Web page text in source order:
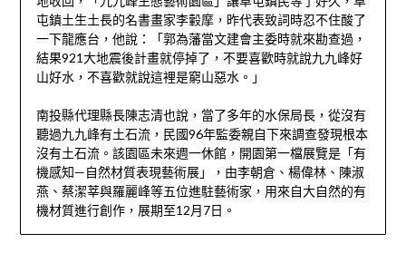
屯鎮土生土長的名書畫家李轂摩，昨代表致詞時忍不住酸了
一下龍應台，他說：「郭為藩當文建會主委時就來勘查過，
結果921大地震後計畫就停掉了，不要喜歡時就說九九峰好
山好水，不喜歡就說這裡是窮山惡水。」
南投縣代理縣長陳志清也說，當了多年的水保局長，從沒有
聽過九九峰有土石流，民國96年監委親自下來調查發現根本
沒有土石流。該園區未來週一休館，開園第一檔展覽是「有
機感知—自然材質表現藝術展」，由李朝倉、楊偉林、陳淑
燕、蔡潔莘與羅麗峰等五位進駐藝術家，用來自大自然的有
機材質進行創作，展期至12月7日。